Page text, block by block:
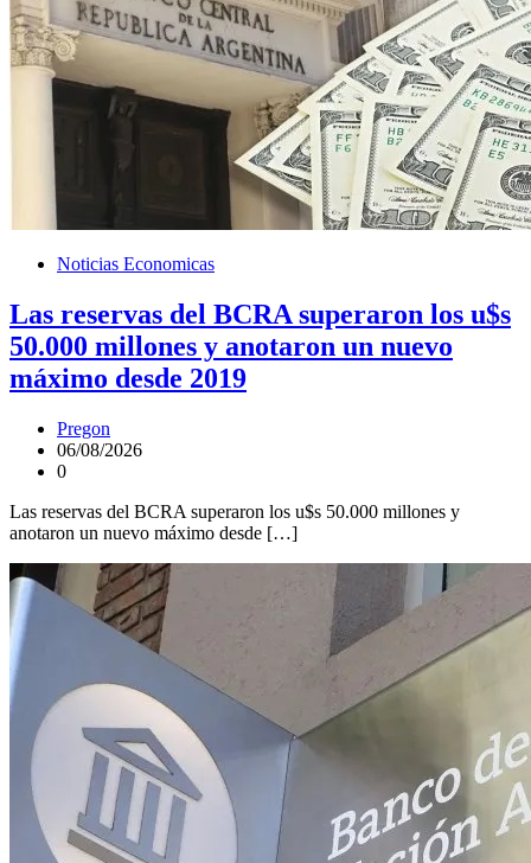
Noticias Economicas
Las reservas del BCRA superaron los u$s
50.000 millones y anotaron un nuevo
máximo desde 2019
Pregon
06/08/2026
0
Las reservas del BCRA superaron los u$s 50.000 millones y
anotaron un nuevo máximo desde […]